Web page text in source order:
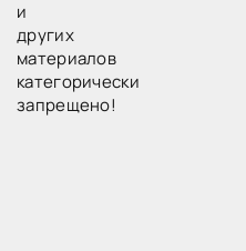
и
других
материалов
категорически
запрещено!